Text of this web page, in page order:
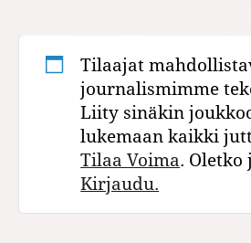
Tilaajat
journalismimme
Liity sinäkin
lukemaan kaikki
Tilaa Voima. Oletko
Kirjaudu.